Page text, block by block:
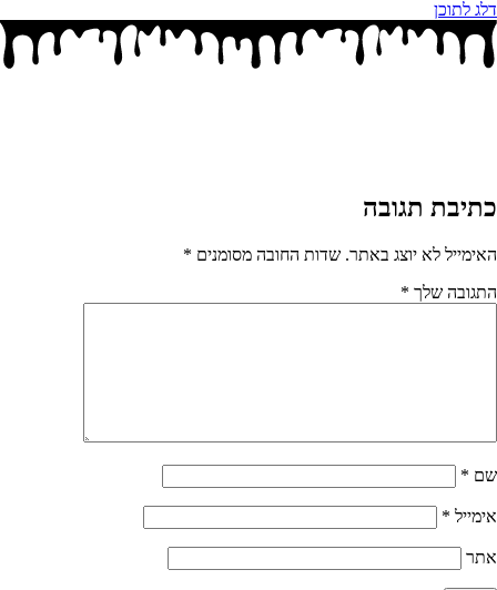
דלג לתוכן
כתיבת תגובה
האימייל לא יוצג באתר. שדות החובה מסומנים *
התגובה שלך *
שם *
אימייל *
אתר